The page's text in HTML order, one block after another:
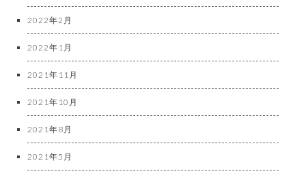
2022年2月
2022年1月
2021年11月
2021年10月
2021年8月
2021年5月